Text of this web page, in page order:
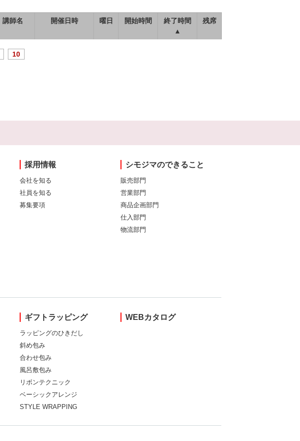
講師名 開催日時 曜日 開始時間
終了時間
▲
残席
10
採用情報
会社を知る
社員を知る
募集要項
シモジマのできること
販売部門
営業部門
商品企画部門
仕入部門
物流部門
ギフトラッピング
ラッピングのひきだし
斜め包み
合わせ包み
風呂敷包み
リボンテクニック
ベーシックアレンジ
STYLE WRAPPING
WEBカタログ